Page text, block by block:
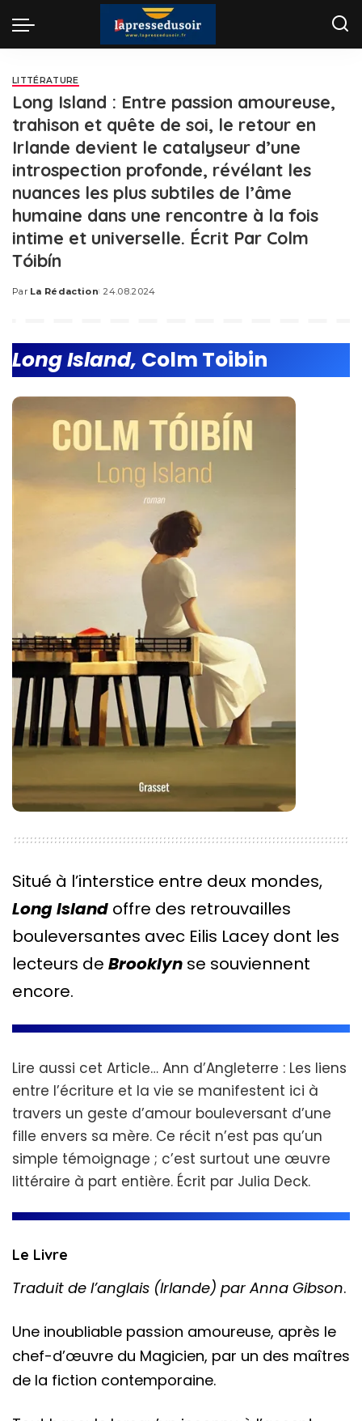
LITTÉRATURE
Long Island : Entre passion amoureuse,
trahison et quête de soi, le retour en
Irlande devient le catalyseur d’une
introspection profonde, révélant les
nuances les plus subtiles de l’âme
humaine dans une rencontre à la fois
intime et universelle. Écrit Par Colm
Tóibín
Posted
Par La Rédaction 24.08.2024
Long Island, Colm Toibin
Situé à l’interstice entre deux mondes,
Long Island offre des retrouvailles
bouleversantes avec Eilis Lacey dont les
lecteurs de Brooklyn se souviennent
encore.
Lire aussi cet Article… Ann d’Angleterre : Les liens
entre l’écriture et la vie se manifestent ici à
travers un geste d’amour bouleversant d’une
fille envers sa mère. Ce récit n’est pas qu’un
simple témoignage ; c’est surtout une œuvre
littéraire à part entière. Écrit par Julia Deck.
Le Livre
Traduit de l’anglais (Irlande) par Anna Gibson.
Une inoubliable passion amoureuse, après le
chef-d’œuvre du Magicien, par un des maîtres
de la fiction contemporaine.